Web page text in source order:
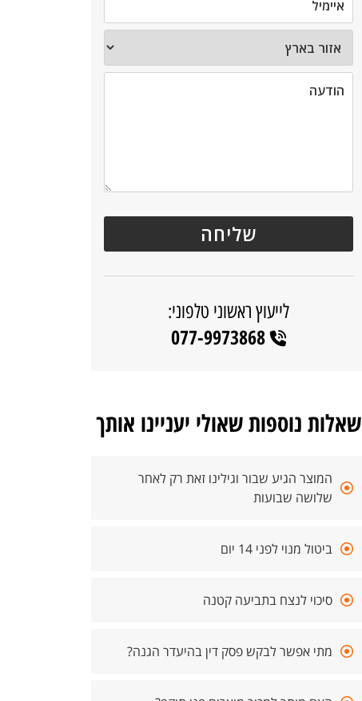
לייעוץ ראשוני טלפוני:
077-9973868
שאלות נוספות שאולי יעניינו אותך
המוצר הגיע שבור וגילינו זאת רק לאחר
שלושה שבועות
ביטול מנוי לפני 14 יום
סיכוי לנצח בתביעה קטנה
מתי אפשר לבקש פסק דין בהיעדר הגנה?